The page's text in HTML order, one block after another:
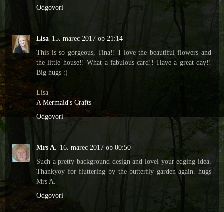
Odgovori
Lisa 15. marec 2017 ob 21:14
This is so gorgeous, Tina!! I love the beautiful flowers and
the little house!! What a fabulous card!! Have a great day!!
Big hugs :)
Lisa
A Mermaid's Crafts
Odgovori
Mrs A. 16. marec 2017 ob 00:50
Such a pretty background design and lovel your edging idea.
Thankyoy for fluttering by the butterfly garden again. hugs
Mrs A.
Odgovori